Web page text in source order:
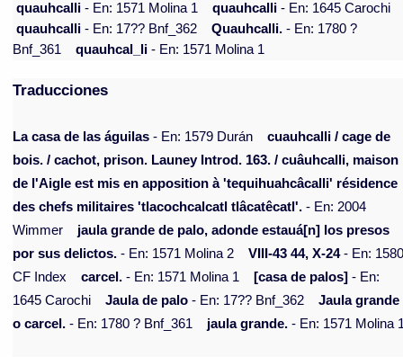
quauhcalli - En: 1571 Molina 1 quauhcalli - En: 1645 Carochi
quauhcalli - En: 17?? Bnf_362 Quauhcalli. - En: 1780 ?
Bnf_361
quauhcal_li - En: 1571 Molina 1
Traducciones
La casa de las águilas - En: 1579 Durán
cuauhcalli / cage de
bois. / cachot, prison. Launey Introd. 163. / cuâuhcalli, maison
de l'Aigle est mis en apposition à 'tequihuahcâcalli' résidence
des chefs militaires 'tlacochcalcatl tlâcatêcatl'. - En: 2004
Wimmer
jaula grande de palo, adonde estauá[n] los presos
por sus delictos. - En: 1571 Molina 2 VIII-43 44, X-24- En:
CF Index
carcel. - En: 1571 Molina 1 [casa de palos] - En:
1645 Carochi
Jaula de palo - En: 17?? Bnf_362
Jaula grande
o carcel. - En: 1780 ? Bnf_361 jaula grande. - En: 1571 Molina